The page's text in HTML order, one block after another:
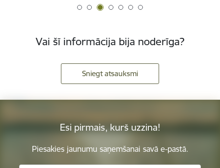
Vai šī informācija bija noderīga?
Sniegt atsauksmi
Esi pirmais, kurš uzzina!
Piesakies jaunumu saņemšanai savā e-pastā.